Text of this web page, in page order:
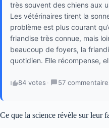
très souvent des chiens aux
Les vétérinaires tirent la
problème est plus courant
friandise très connue, mais
beaucoup de foyers, la
quotidien. Elle récompense,
84 votes · 57
Ce que la science révèle sur leur